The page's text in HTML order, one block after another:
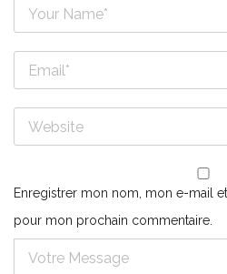
Enregistrer mon nom, mon e-mail
pour mon prochain commentaire.